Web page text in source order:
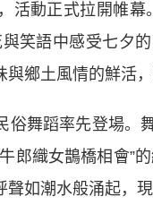
動正式拉開帷幕
笑語中感受七夕
鄉土風情的鮮活
舞蹈率先登場。
郎織女鵲橋相會”
如潮水般涌起，